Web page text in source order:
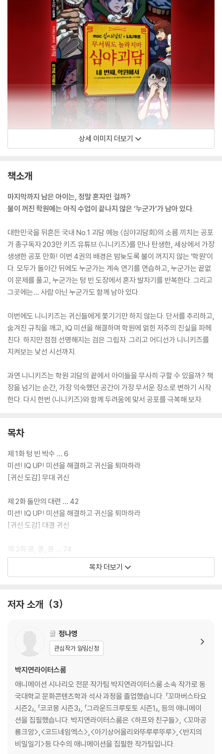
상세 이미지 더보기
책소개
마지막까지 남은 아이는, 정말 혼자인 걸까?
불이 꺼진 학원에는 아직 수업이 끝나지 않은 ‘누군가’가 남아 있다.
대한민국을 뒤흔든 국내 No.1 괴담 예능 〈심야괴담회〉의 소름 끼치는 공포
가 총구독자 203만 키즈 유튜브 〈니니키즈〉를 만나 탄생한, 세상에서 가장
생생한 공포 만화! 이번 4권의 배경은 밤늦도록 불이 꺼지지 않는 ‘학원’이
다. 모두가 돌아간 뒤에도 누군가는 계속 연기를 연습하고, 누군가는 끝없
이 문제를 풀고, 누군가는 텅 빈 도장에서 혼자 발차기를 반복한다. 그리고
그곳에는… 사람 아닌 누군가도 함께 남아 있다.
이번에도 니니키즈는 귀신들에게 쫓기기만 하지 않는다. 단서를 추리하고,
숨겨진 규칙을 깨고, IQ 미션을 해결하며 학원에 얽힌 저주의 진실을 파헤
친다. 하지만 점점 선명해지는 검은 그림자. 그리고 어디선가 니니키즈를
지켜보는 낯선 시선까지.
과연 니니키즈는 학원 괴담의 끝에서 아이들을 무사히 구할 수 있을까? 책
장을 넘기는 순간, 가장 익숙했던 공간이 가장 무서운 장소로 변하기 시작
한다. 다시 한번 〈니니키즈〉와 함께 두려움에 맞서 공포를 극복해 보자.
목차
제 1화 텅 빈 박수 … 6
미션! IQ UP! 미션을 해결하고 귀신을 퇴마하라
[귀신 도감] 무대 귀신
제 2화 둘만의 대련 … 42
미션! IQ UP! 미션을 해결하고 귀신을 퇴마하라
[귀신 도감] 대결 귀신
제 3화 쿵, 쿵, 쿵 … 74
미션! IQ UP! 미션을 해결하고 귀신을 퇴마하라
목차 더보기
저자 소개 3
글 정나영
관심작가 알림신청
박지연라이터스룸
애니메이션 시나리오 전문 작가팀 박지연라이터스룸 소속 작가로 동
국대학교 문화콘텐츠학과 석사 과정을 졸업했습니다. 「꼬마버스타요
시즌2」, 「코코몽 시즌3」, 「그라운드크루토토 시즌1」, 등의 애니메이
션을 집필했습니다. 박지연라이터스룸은 <하프와 친구들>, <꼬마공
룡크앙>,<코드네임엑스>,<아기상어올리와뚜루루뚜루>,<반지의
비밀일기>등 다수의 애니메이션을 집필한 작가팀입니다.